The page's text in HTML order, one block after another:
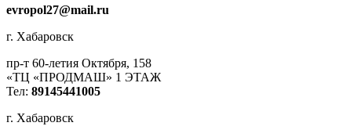
evropol27@mail.ru
г. Хабаровск
пр-т 60-летия Октября, 158
«ТЦ «ПРОДМАШ» 1 ЭТАЖ
Тел: 89145441005
г. Хабаровск